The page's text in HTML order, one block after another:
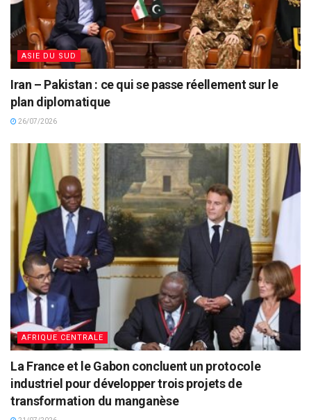
ASIE DU SUD
Iran – Pakistan : ce qui se passe réellement sur le
plan diplomatique
26/07/2026
AFRIQUE CENTRALE
La France et le Gabon concluent un protocole
industriel pour développer trois projets de
transformation du manganèse